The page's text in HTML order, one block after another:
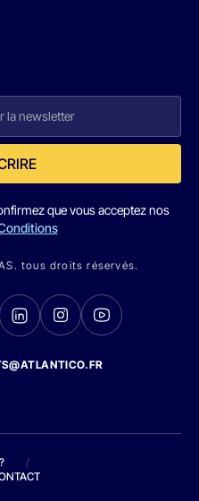
que vous acceptez nos
tous droits réservés.
/